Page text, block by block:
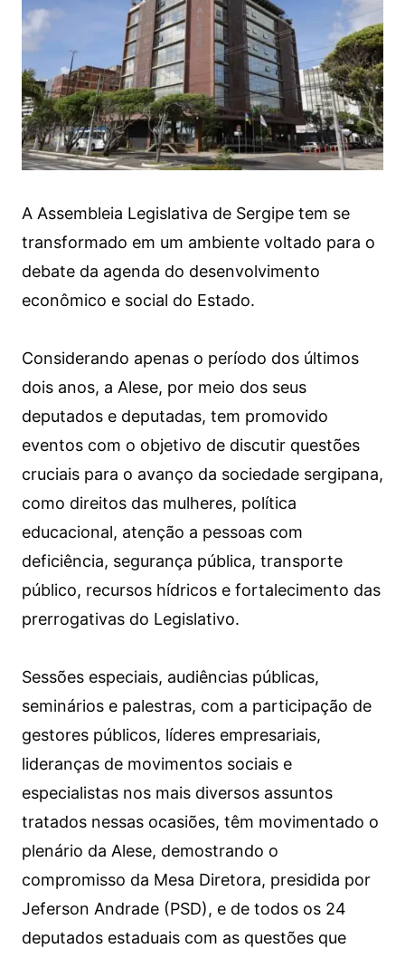
A Assembleia Legislativa de Sergipe tem se
transformado em um ambiente voltado para o
debate da agenda do desenvolvimento
econômico e social do Estado.
Considerando apenas o período dos últimos
dois anos, a Alese, por meio dos seus
deputados e deputadas, tem promovido
eventos com o objetivo de discutir questões
cruciais para o avanço da sociedade sergipana,
como direitos das mulheres, política
educacional, atenção a pessoas com
deficiência, segurança pública, transporte
público, recursos hídricos e fortalecimento das
prerrogativas do Legislativo.
Sessões especiais, audiências públicas,
seminários e palestras, com a participação de
gestores públicos, líderes empresariais,
lideranças de movimentos sociais e
especialistas nos mais diversos assuntos
tratados nessas ocasiões, têm movimentado o
plenário da Alese, demostrando o
compromisso da Mesa Diretora, presidida por
Jeferson Andrade (PSD), e de todos os 24
deputados estaduais com as questões que